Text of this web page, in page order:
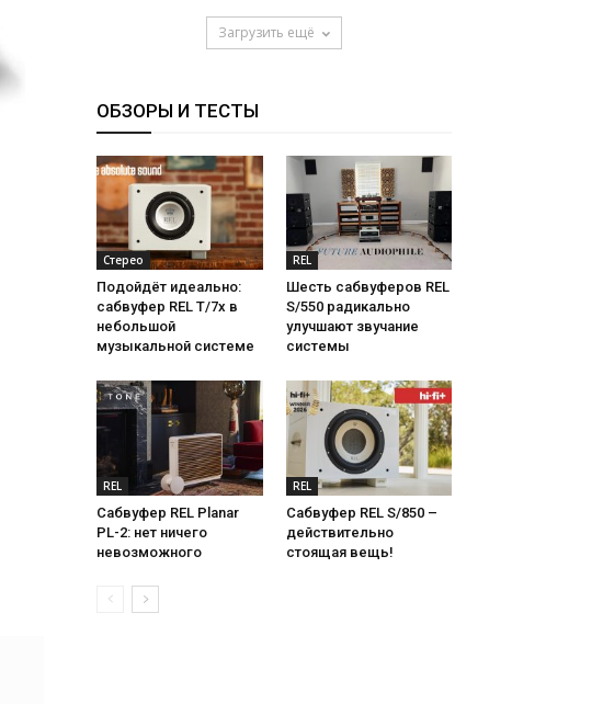
Загрузить ещё
ОБЗОРЫ И ТЕСТЫ
Стерео
Подойдёт идеально:
сабвуфер REL T/7x в
небольшой
музыкальной системе
REL
Шесть сабвуферов REL
S/550 радикально
улучшают звучание
системы
REL
Сабвуфер REL Planar
PL-2: нет ничего
невозможного
REL
Сабвуфер REL S/850 –
действительно
стоящая вещь!